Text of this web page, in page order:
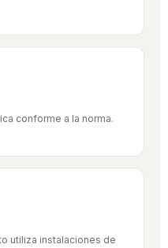
conforme a la norma.
utiliza instalaciones de